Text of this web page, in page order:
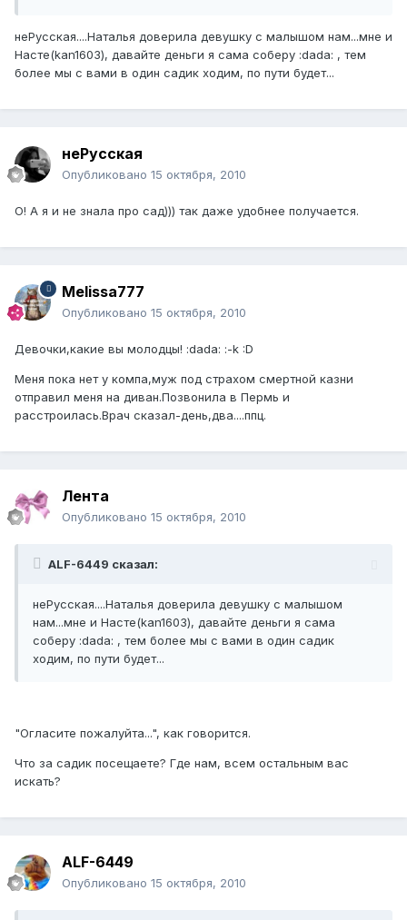
неРусская....Наталья доверила девушку с малышом нам...мне и
Насте(kan1603), давайте деньги я сама соберу :dada: , тем
более мы с вами в один садик ходим, по пути будет...
неРусская
Опубликовано 15 октября, 2010
О! А я и не знала про сад))) так даже удобнее получается.
Melissa777
Опубликовано 15 октября, 2010
Девочки,какие вы молодцы! :dada: :-k :D
Меня пока нет у компа,муж под страхом смертной казни
отправил меня на диван.Позвонила в Пермь и
расстроилась.Врач сказал-день,два....ппц.
Лента
Опубликовано 15 октября, 2010
ALF-6449 сказал:
неРусская....Наталья доверила девушку с малышом
нам...мне и Насте(kan1603), давайте деньги я сама
соберу :dada: , тем более мы с вами в один садик
ходим, по пути будет...
"Огласите пожалуйта...", как говорится.
Что за садик посещаете? Где нам, всем остальным вас
искать?
ALF-6449
Опубликовано 15 октября, 2010